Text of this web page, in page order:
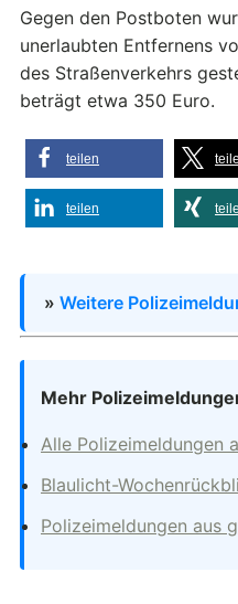
Gegen den Postboten
unerlaubten Entfernens
des Straßenverkehrs
beträgt etwa 350 Euro.
teilen
teilen
» Weitere
Mehr
Alle Polizeimeldungen
Blaulicht-
Polizeimeldungen aus